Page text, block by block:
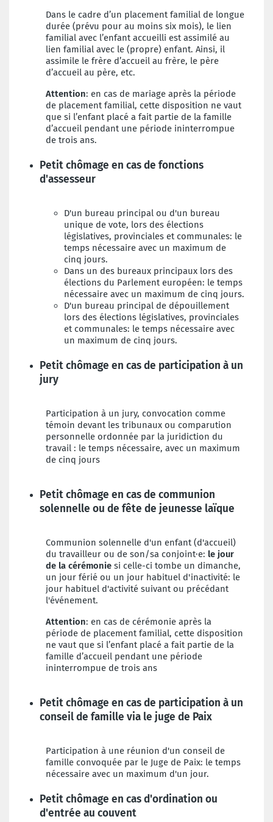
Dans le cadre d’un placement familial de longue
durée (prévu pour au moins six mois), le lien
familial avec l’enfant accueilli est assimilé au
lien familial avec le (propre) enfant. Ainsi, il
assimile le frère d’accueil au frère, le père
d’accueil au père, etc.
Attention: en cas de mariage après la période
de placement familial, cette disposition ne vaut
que si l’enfant placé a fait partie de la famille
d’accueil pendant une période ininterrompue
de trois ans.
Petit chômage en cas de fonctions
d'assesseur
D'un bureau principal ou d'un bureau
unique de vote, lors des élections
législatives, provinciales et communales: le
temps nécessaire avec un maximum de
cinq jours.
Dans un des bureaux principaux lors des
élections du Parlement européen: le temps
nécessaire avec un maximum de cinq jours.
D'un bureau principal de dépouillement
lors des élections législatives, provinciales
et communales: le temps nécessaire avec
un maximum de cinq jours.
Petit chômage en cas de participation à un
jury
Participation à un jury, convocation comme
témoin devant les tribunaux ou comparution
personnelle ordonnée par la juridiction du
travail : le temps nécessaire, avec un maximum
de cinq jours
Petit chômage en cas de communion
solennelle ou de fête de jeunesse laïque
Communion solennelle d'un enfant (d'accueil)
du travailleur ou de son/sa conjoint·e: le jour
de la cérémonie si celle-ci tombe un dimanche,
un jour férié ou un jour habituel d'inactivité: le
jour habituel d'activité suivant ou précédant
l'événement.
Attention: en cas de cérémonie après la
période de placement familial, cette disposition
ne vaut que si l’enfant placé a fait partie de la
famille d’accueil pendant une période
ininterrompue de trois ans
Petit chômage en cas de participation à un
conseil de famille via le juge de Paix
Participation à une réunion d'un conseil de
famille convoquée par le Juge de Paix: le temps
nécessaire avec un maximum d'un jour.
Petit chômage en cas d'ordination ou
d'entrée au couvent